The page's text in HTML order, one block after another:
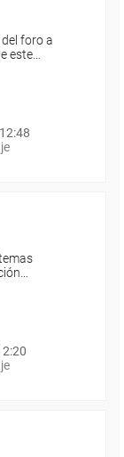
foro a
este…